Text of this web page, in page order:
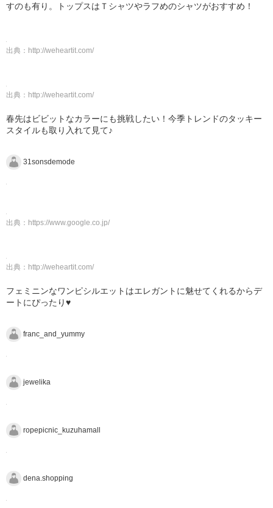
すのも有り。トップスはＴシャツやラフめのシャツがおすすめ！
出典： http://weheartit.com/
出典： http://weheartit.com/
春先はビビットなカラーにも挑戦したい！今季トレンドのタッキー
スタイルも取り入れて見て♪
31sonsdemode
出典： https://www.google.co.jp/
出典： http://weheartit.com/
フェミニンなワンピシルエットはエレガントに魅せてくれるからデ
ートにぴったり♥
franc_and_yummy
jewelika
ropepicnic_kuzuhamall
dena.shopping